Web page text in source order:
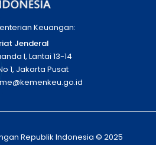
Keuangan:
Jenderal
I, Lantai 13-14
1, Jakarta Pusat
Republik Indonesia © 2025